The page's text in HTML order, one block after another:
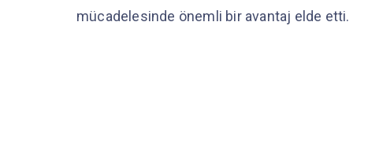
mücadelesinde önemli bir avantaj elde etti.